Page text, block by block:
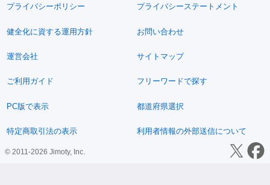
プライバシーポリシー プライバシーステートメント
健全化に資する運用方針 お問い合わせ
運営会社 サイトマップ
ご利用ガイド フリーワードで探す
PC版で表示 都道府県選択
特定商取引法の表示 利用者情報の外部送信について
© 2011-2026 Jimoty, Inc.